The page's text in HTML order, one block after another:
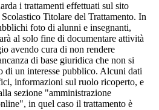
i trattamenti effettuati sul sito
Titolare del Trattamento. In
foto di alunni e insegnanti,
al solo fine di documentare attività
avendo cura di non rendere
di base giuridica che non si
di un interesse pubblico. Alcuni dati
informazioni sul ruolo ricoperto, e
sezione "amministrazione
in quel caso il trattamento è